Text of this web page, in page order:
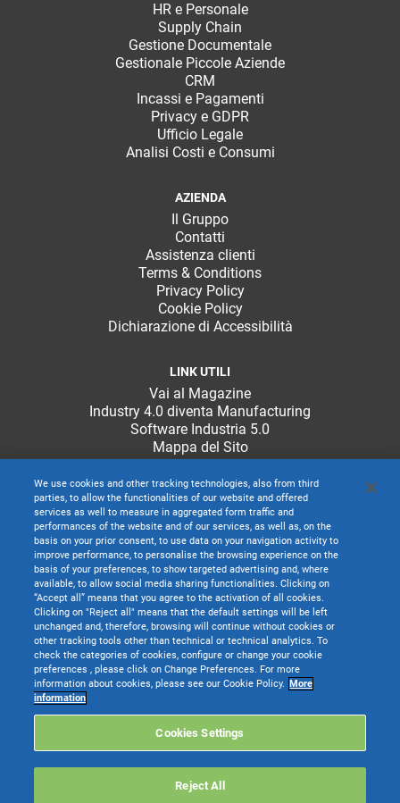
HR e Personale
Supply Chain
Gestione Documentale
Gestionale Piccole Aziende
CRM
Incassi e Pagamenti
Privacy e GDPR
Ufficio Legale
Analisi Costi e Consumi
AZIENDA
Il Gruppo
Contatti
Assistenza clienti
Terms & Conditions
Privacy Policy
Cookie Policy
Dichiarazione di Accessibilità
LINK UTILI
Vai al Magazine
Industry 4.0 diventa Manufacturing
Software Industria 5.0
Mappa del Sito
TeamSystem S.p.A. società con socio unico soggetta all’attività di direzione e
coordinamento di TeamSystem Holdco S.p.A. - Cap. Soc. € 24.000.000 I.v. -
C.C.I.A.A. delle Marche - P.I. 01035310414
Sede Legale e Amministrativa: Via Sandro Pertini, 88 - 61122 Pesaro (PU) -
Websolute
We use cookies and other tracking technologies, also from third
parties, to allow the functionalities of our website and offered
services as well to measure in aggregated form traffic and
performances of the website and of our services, as well as, on the
basis on your prior consent, to use data on your navigation activity to
improve performance, to personalise the browsing experience on the
basis of your preferences, to show targeted advertising and, where
available, to allow social media sharing functionalities. Clicking on
“Accept all” means that you agree to the activation of all cookies.
Clicking on "Reject all" means that the default settings will be left
unchanged and, therefore, browsing will continue without cookies or
other tracking tools other than technical or technical analytics. To
check the categories of cookies, configure or change your cookie
preferences , please click on Change Preferences. For more
information about cookies, please see our Cookie Policy. More
information
Cookies Settings
Reject All